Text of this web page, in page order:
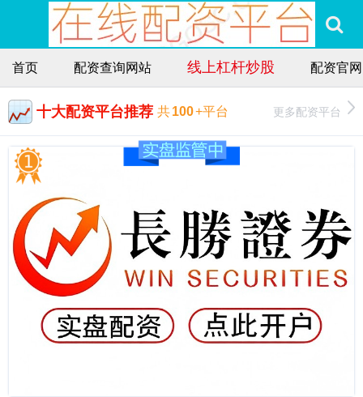
首页 配资查询网站 线上杠杆炒股 配资官网
十大配资平台推荐 共100+平台 更多配资平台